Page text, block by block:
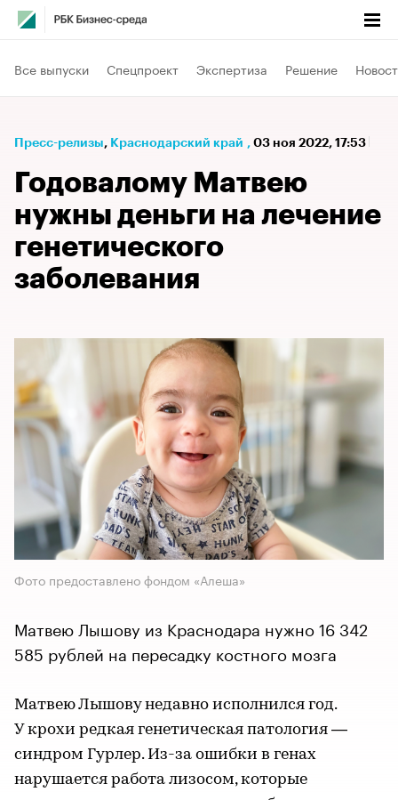
Все выпуски Спецпроект Экспертиза Решение
Пресс-релизы⁠, Краснодарский край , 03 ноя 2022, 17:53
Годовалому Матвею
нужны деньги на лечение
генетического
заболевания
Фото предоставлено фондом «Алеша»
Матвею Лышову из Краснодара нужно 16 342
585 рублей на пересадку костного мозга
Матвею Лышову недавно исполнился год.
У крохи редкая генетическая патология —
синдром Гурлер. Из-за ошибки в генах
нарушается работа лизосом, которые